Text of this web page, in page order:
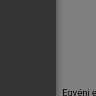
Egyéni